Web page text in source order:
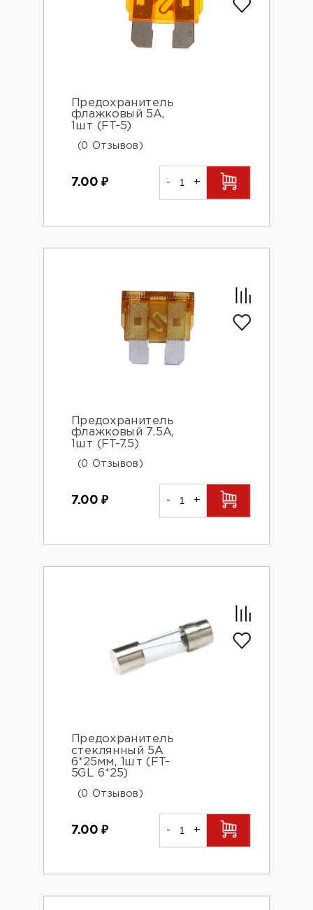
Предохранитель
флажковый 5А,
1шт (FT-5)
(0 Отзывов)
7.00₽ - +
Предохранитель
флажковый 7.5А,
1шт (FT-7.5)
(0 Отзывов)
7.00₽ - +
Предохранитель
стеклянный 5А
6*25мм, 1шт (FT-
5GL 6*25)
(0 Отзывов)
7.00₽ - +